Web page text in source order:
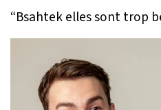
“Bsahtek elles sont trop